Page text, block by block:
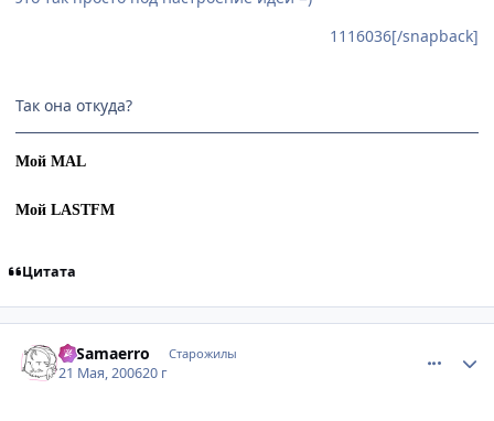
1116036[/snapback]
Так она откуда?
Мой MAL
Мой LASTFM
Цитата
el Samaerro Старожилы
21 Мая, 200620 г